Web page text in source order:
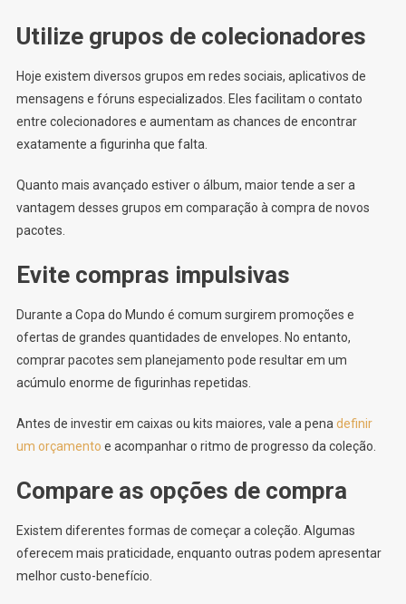
Utilize grupos de colecionadores
Hoje existem diversos grupos em redes sociais, aplicativos de
mensagens e fóruns especializados. Eles facilitam o contato
entre colecionadores e aumentam as chances de encontrar
exatamente a figurinha que falta.
Quanto mais avançado estiver o álbum, maior tende a ser a
vantagem desses grupos em comparação à compra de novos
pacotes.
Evite compras impulsivas
Durante a Copa do Mundo é comum surgirem promoções e
ofertas de grandes quantidades de envelopes. No entanto,
comprar pacotes sem planejamento pode resultar em um
acúmulo enorme de figurinhas repetidas.
Antes de investir em caixas ou kits maiores, vale a pena definir
um orçamento e acompanhar o ritmo de progresso da coleção.
Compare as opções de compra
Existem diferentes formas de começar a coleção. Algumas
oferecem mais praticidade, enquanto outras podem apresentar
melhor custo-benefício.